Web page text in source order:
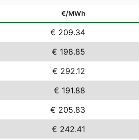
€/MWh
€ 209.34
€ 198.85
€ 292.12
€ 191.88
€ 205.83
€ 242.41